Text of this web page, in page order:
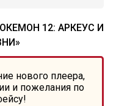
12: АРКЕУС И
нового плеера,
и пожелания по